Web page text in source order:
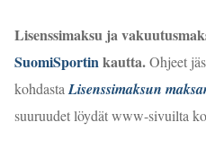
Lisenssimaksu ja
SuomiSportinkautta.Ohjeet
kohdastaLisenssimaksun
suuruudet löydät www-sivuilta